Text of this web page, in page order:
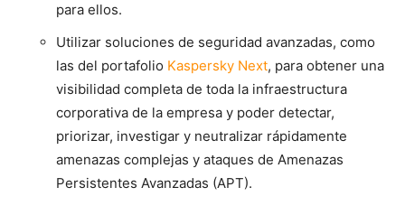
para ellos.
Utilizar soluciones de seguridad avanzadas, como
las del portafolio Kaspersky Next, para obtener una
visibilidad completa de toda la infraestructura
corporativa de la empresa y poder detectar,
priorizar, investigar y neutralizar rápidamente
amenazas complejas y ataques de Amenazas
Persistentes Avanzadas (APT).